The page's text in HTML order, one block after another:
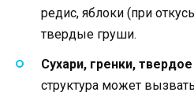
редис, яблоки (при
твердые груши.
Сухари, гренки,
структура может